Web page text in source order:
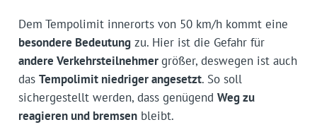
Dem Tempolimit innerorts von 50 km/h kommt eine
besondere Bedeutungzu. Hier ist die Gefahr für
andere Verkehrsteilnehmergrößer, deswegen ist auch
das Tempolimit niedriger angesetzt. So soll
sichergestellt werden, dass genügend Weg zu
reagieren und bremsenbleibt.